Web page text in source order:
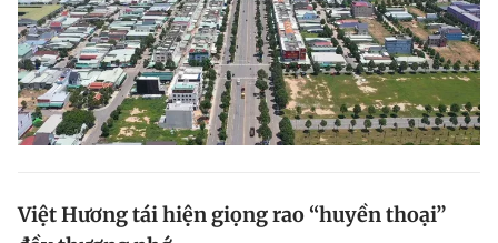
Việt Hương tái hiện giọng rao “huyền thoại”